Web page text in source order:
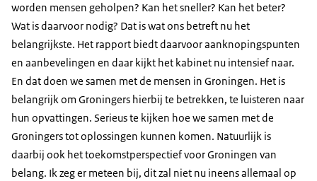
worden mensen geholpen? Kan het sneller? Kan het beter?
Wat is daarvoor nodig? Dat is wat ons betreft nu het
belangrijkste. Het rapport biedt daarvoor aanknopingspunten
en aanbevelingen en daar kijkt het kabinet nu intensief naar.
En dat doen we samen met de mensen in Groningen. Het is
belangrijk om Groningers hierbij te betrekken, te luisteren naar
hun opvattingen. Serieus te kijken hoe we samen met de
Groningers tot oplossingen kunnen komen. Natuurlijk is
daarbij ook het toekomstperspectief voor Groningen van
belang. Ik zeg er meteen bij, dit zal niet nu ineens allemaal op